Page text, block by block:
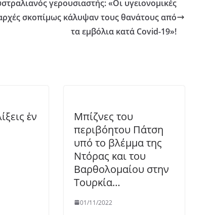
γερουσιαστής: «Οι υγειονομικές
σκοπίμως κάλυψαν τους θανάτους από
τα εμβόλια κατά Covid-19»!
ἐν
Μπίζνες του
περιβόητου Πάτση
υπό το βλέμμα της
Ντόρας και του
Βαρθολομαίου στην
Τουρκία…
01/11/2022